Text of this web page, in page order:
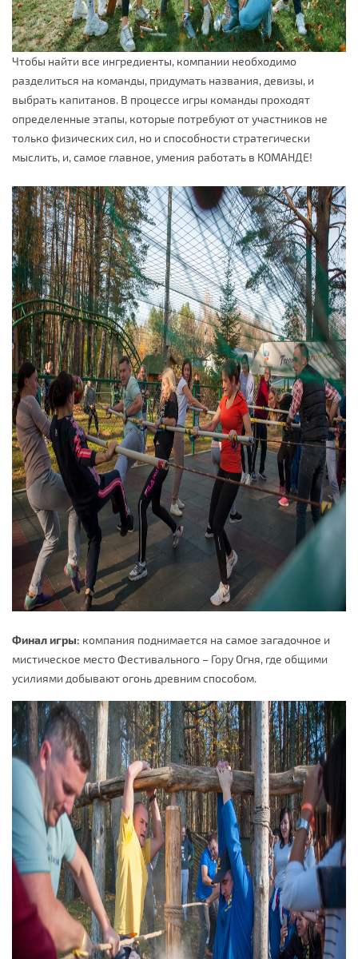
Чтобы найти все ингредиенты, компании необходимо
разделиться на команды, придумать названия, девизы, и
выбрать капитанов. В процессе игры команды проходят
определенные этапы, которые потребуют от участников не
только физических сил, но и способности стратегически
мыслить, и, самое главное, умения работать в КОМАНДЕ!
Финал игры: компания поднимается на самое загадочное и
мистическое место Фестивального – Гору Огня, где общими
усилиями добывают огонь древним способом.